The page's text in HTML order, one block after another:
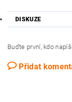
DISKUZE
Buďte první, kdo
Přidat